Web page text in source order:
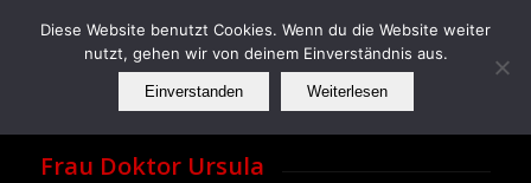
Frau Doktor Ursula
Diese Website benutzt Cookies. Wenn du die Website weiter
nutzt, gehen wir von deinem Einverständnis aus.
Einverstanden Weiterlesen